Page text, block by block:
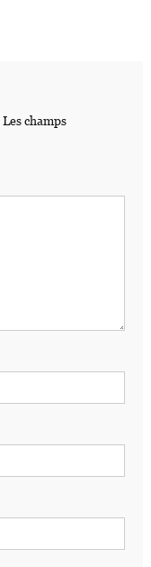
Les champs